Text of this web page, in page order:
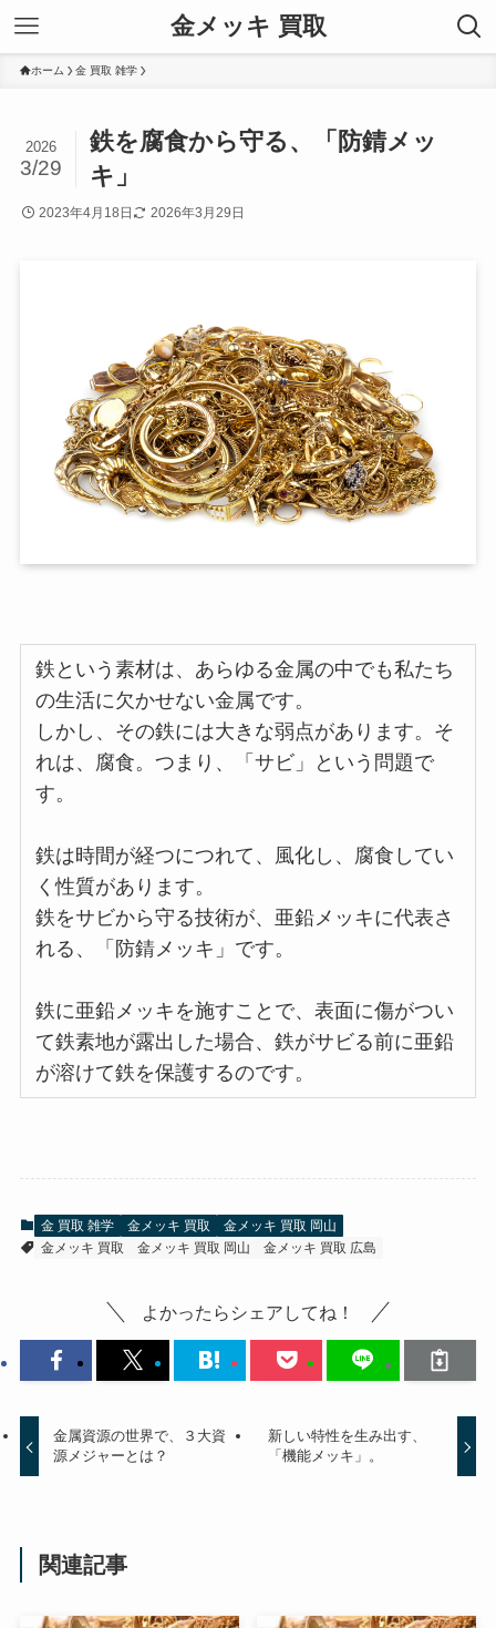
金メッキ 買取
ホーム 金 買取 雑学
鉄を腐食から守る、「防錆メッ
キ」
2026
3/29
2023年4月18日 2026年3月29日
鉄という素材は、あらゆる金属の中でも私たち
の生活に欠かせない金属です。
しかし、その鉄には大きな弱点があります。そ
れは、腐食。つまり、「サビ」という問題で
す。
鉄は時間が経つにつれて、風化し、腐食してい
く性質があります。
鉄をサビから守る技術が、亜鉛メッキに代表さ
れる、「防錆メッキ」です。
鉄に亜鉛メッキを施すことで、表面に傷がつい
て鉄素地が露出した場合、鉄がサビる前に亜鉛
が溶けて鉄を保護するのです。
金 買取 雑学 金メッキ 買取
金メッキ 買取 岡山
金メッキ 買取
金メッキ 買取 岡山 金メッキ 買取 広島
よかったらシェアしてね！
金属資源の世界で、３大資
源メジャーとは？
新しい特性を生み出す、
「機能メッキ」。
関連記事